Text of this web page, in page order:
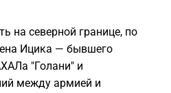
на северной границе, по
Ицика — бывшего
"Голани" и
между армией и